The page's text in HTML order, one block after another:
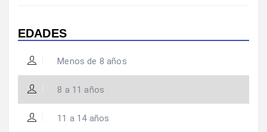
EDADES
Menos de 8 años
8 a 11 años
11 a 14 años